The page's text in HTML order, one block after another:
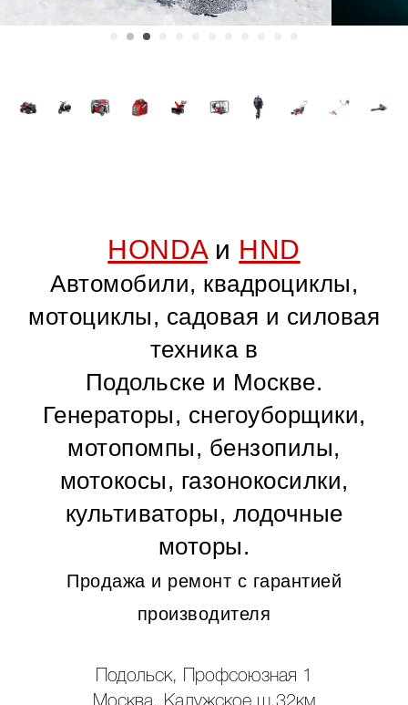
HONDAи HND
Автомобили, квадроциклы,
мотоциклы, садовая и силовая
техника в
Подольске и Москве.
Генераторы, снегоуборщики,
мотопомпы, бензопилы,
мотокосы, газонокосилки,
культиваторы, лодочные
моторы.
Продажа и ремонт с гарантией
производителя
Подольск, Профсоюзная 1